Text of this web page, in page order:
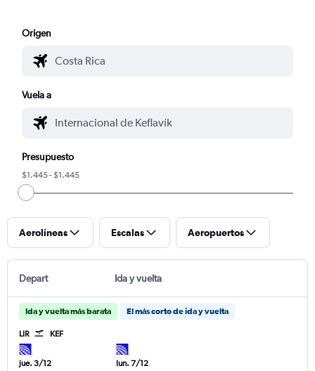
Origen
Vuela a
Presupuesto
$1.445 - $1.445
Aerolíneas Escalas Aeropuertos
Depart Ida y vuelta
Ida y vuelta más barata El más corto de ida y vuelta
LIR KEF
jue. 3/12
lun. 7/12